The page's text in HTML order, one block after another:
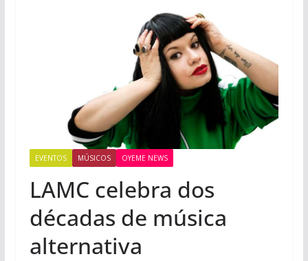
EVENTOS MÚSICOS OYEME NEWS
LAMC celebra dos
décadas de música
alternativa